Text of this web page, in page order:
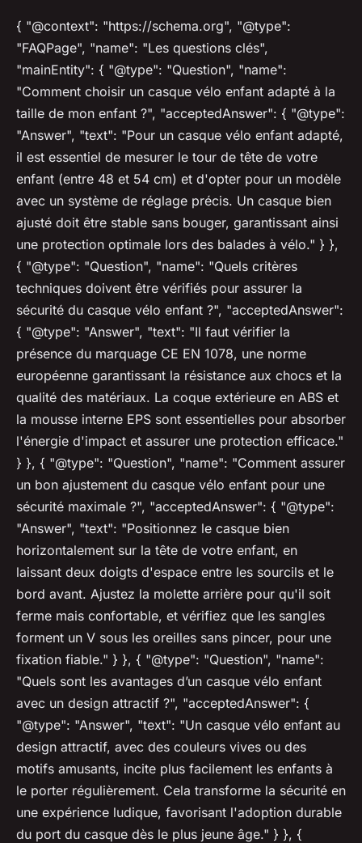
{ "@context": "https://schema.org", "@type":
"FAQPage", "name": "Les questions clés",
"mainEntity": { "@type": "Question", "name":
"Comment choisir un casque vélo enfant adapté à la
taille de mon enfant ?", "acceptedAnswer": { "@type":
"Answer", "text": "Pour un casque vélo enfant adapté,
il est essentiel de mesurer le tour de tête de votre
enfant (entre 48 et 54 cm) et d'opter pour un modèle
avec un système de réglage précis. Un casque bien
ajusté doit être stable sans bouger, garantissant ainsi
une protection optimale lors des balades à vélo." } },
{ "@type": "Question", "name": "Quels critères
techniques doivent être vérifiés pour assurer la
sécurité du casque vélo enfant ?", "acceptedAnswer":
{ "@type": "Answer", "text": "Il faut vérifier la
présence du marquage CE EN 1078, une norme
européenne garantissant la résistance aux chocs et la
qualité des matériaux. La coque extérieure en ABS et
la mousse interne EPS sont essentielles pour absorber
l'énergie d'impact et assurer une protection efficace."
} }, { "@type": "Question", "name": "Comment assurer
un bon ajustement du casque vélo enfant pour une
sécurité maximale ?", "acceptedAnswer": { "@type":
"Answer", "text": "Positionnez le casque bien
horizontalement sur la tête de votre enfant, en
laissant deux doigts d'espace entre les sourcils et le
bord avant. Ajustez la molette arrière pour qu'il soit
ferme mais confortable, et vérifiez que les sangles
forment un V sous les oreilles sans pincer, pour une
fixation fiable." } }, { "@type": "Question", "name":
"Quels sont les avantages d’un casque vélo enfant
avec un design attractif ?", "acceptedAnswer": {
"@type": "Answer", "text": "Un casque vélo enfant au
design attractif, avec des couleurs vives ou des
motifs amusants, incite plus facilement les enfants à
le porter régulièrement. Cela transforme la sécurité en
une expérience ludique, favorisant l'adoption durable
du port du casque dès le plus jeune âge." } }, {